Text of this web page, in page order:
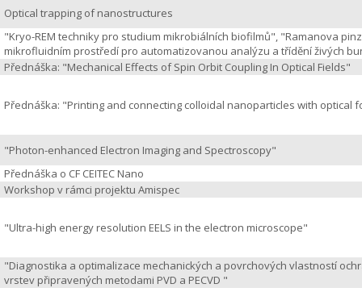
Optical trapping of nanostructures
"Kryo-REM techniky pro studium mikrobiálních biofilmů", "Ramanova
mikrofluidním prostředí pro automatizovanou analýzu a třídění živých
Přednáška: "Mechanical Effects of Spin Orbit Coupling In Optical Fields"
Přednáška: "Printing and connecting colloidal nanoparticles with optical
"Photon-enhanced Electron Imaging and Spectroscopy"
Přednáška o CF CEITEC Nano
Workshop v rámci projektu Amispec
"Ultra-high energy resolution EELS in the electron microscope"
"Diagnostika a optimalizace mechanických a povrchových vlastností
vrstev připravených metodami PVD a PECVD "